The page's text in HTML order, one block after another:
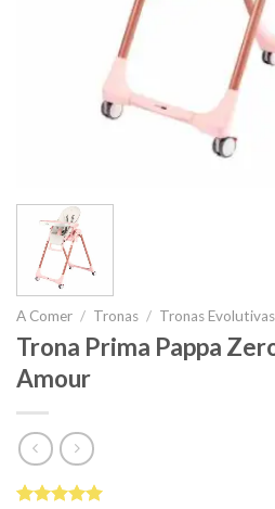
A Comer / Tronas / Tronas Evolutivas
Trona Prima Pappa
Amour